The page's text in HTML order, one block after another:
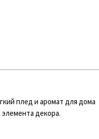
плед и аромат для дома
декора.